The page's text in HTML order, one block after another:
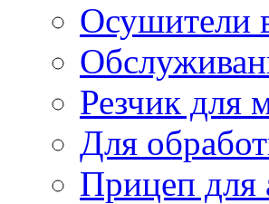
Осушители
Резчик для
Для
Прицеп для